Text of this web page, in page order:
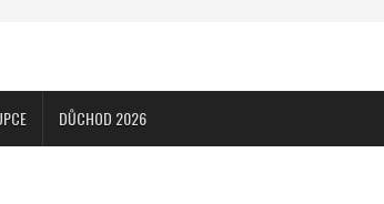
DŮCHOD 2026